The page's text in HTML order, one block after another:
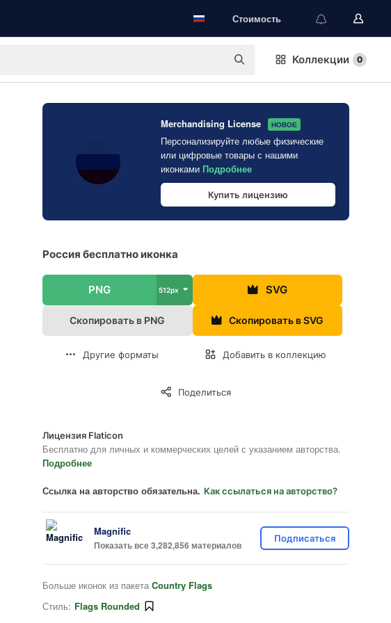
Стоимость
Коллекции 0
Merchandising License НОВОЕ
Персонализируйте любые физические
или цифровые товары с нашими
иконками Подробнее
Купить лицензию
Россия бесплатно иконка
PNG 512px SVG
Скопировать в PNG Скопировать в SVG
Другие форматы Добавить в коллекцию
Поделиться
Лицензия Flaticon
Бесплатно для личных и коммерческих целей с указанием авторства.
Подробнее
Ссылка на авторство обязательна. Как ссылаться на авторство?
Magnific
Показать все 3,282,856 материалов
Подписаться
Больше иконок из пакета Country Flags
Стиль: Flags Rounded